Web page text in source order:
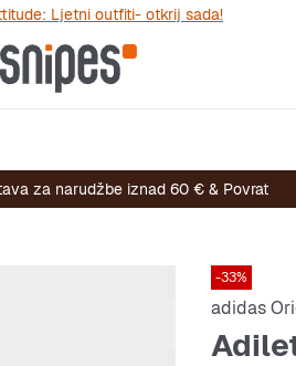
Ljetni outfiti- otkrij sada!
za narudžbe iznad 60 € & Povrat
-33%
adidas